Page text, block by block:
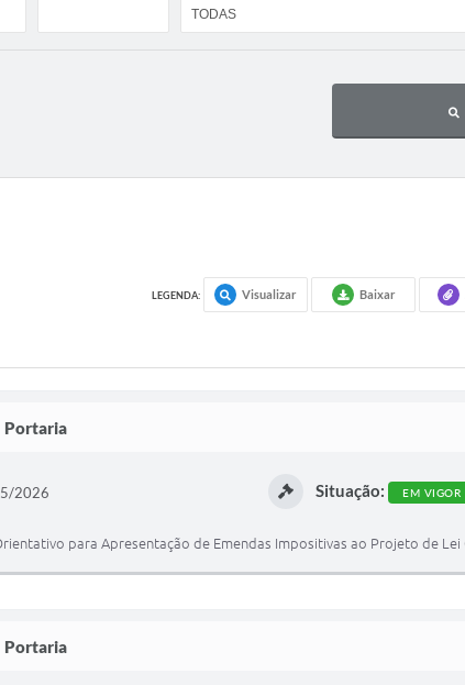
LEGENDA: Visualizar Baixar
Portaria
2026 Situação: EM VIGOR
para Apresentação de Emendas Impositivas ao Projeto de
Portaria